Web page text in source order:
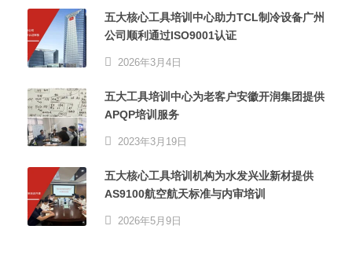
五大核心工具培训中心助力TCL制冷设备广州
公司顺利通过ISO9001认证
2026年3月4日
五大工具培训中心为老客户安徽开润集团提供
APQP培训服务
2023年3月19日
五大核心工具培训机构为水发兴业新材提供
AS9100航空航天标准与内审培训
2026年5月9日